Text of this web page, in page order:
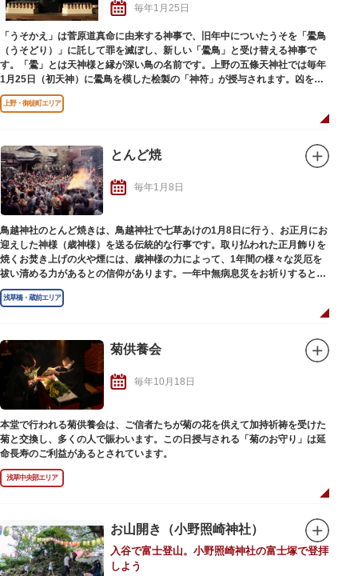
毎年1月25日
「うそかえ」は菅原道真命に由来する神事で、旧年中についたうそを「鷽鳥
（うそどり）」に託して罪を滅ぼし、新しい「鷽鳥」と受け替える神事で
す。「鷽」とは天神様と縁が深い鳥の名前です。上野の五條天神社では毎年
1月25日（初天神）に鷽鳥を模した桧製の「神符」が授与されます。凶を祓
い、吉を迎える行事で多くの方が参拝されます。
※神符は神社手製の為、授与数に限りがあります。
上野・御徒町エリア
とんど焼
毎年1月8日
鳥越神社のとんど焼きは、鳥越神社で七草あけの1月8日に行う、お正月にお
迎えした神様（歳神様）を送る伝統的な行事です。取り払われた正月飾りを
焼くお焚き上げの火や煙には、歳神様の力によって、1年間の様々な災厄を
祓い清める力があるとの信仰があります。一年中無病息災をお祈りするとい
う新春のめでたい行事です。
浅草橋・蔵前エリア
菊供養会
毎年10月18日
本堂で行われる菊供養会は、ご信者たちが菊の花を供えて加持祈祷を受けた
菊と交換し、多くの人で賑わいます。この日授与される「菊のお守り」は延
命長寿のご利益があるとされています。
浅草中央部エリア
お山開き（小野照崎神社）
入谷で富士登山。小野照崎神社の富士塚で登拝
しよう